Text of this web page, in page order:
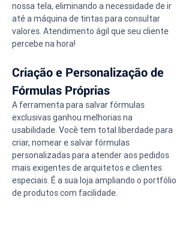
nossa tela, eliminando a necessidade de ir
até a máquina de tintas para consultar
valores. Atendimento ágil que seu cliente
percebe na hora!
Criação e Personalização de
Fórmulas Próprias
A ferramenta para salvar fórmulas
exclusivas ganhou melhorias na
usabilidade. Você tem total liberdade para
criar, nomear e salvar fórmulas
personalizadas para atender aos pedidos
mais exigentes de arquitetos e clientes
especiais. É a sua loja ampliando o portfólio
de produtos com facilidade.